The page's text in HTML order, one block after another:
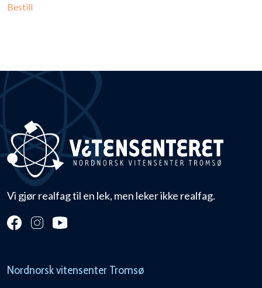
Bestill
Vi gjør realfag til en lek, men leker ikke realfag.
Nordnorsk vitensenter Tromsø